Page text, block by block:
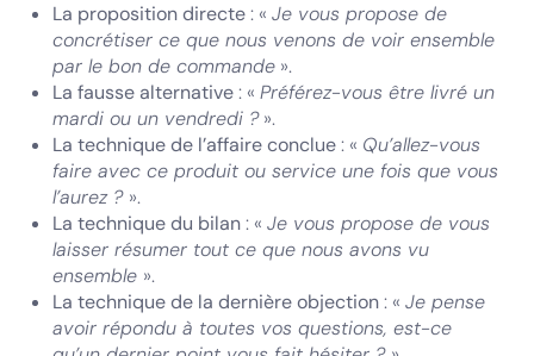
La proposition directe: « Je vous propose de
concrétiser ce que nous venons de voir ensemble
par le bon de commande ».
La fausse alternative: « Préférez-vous être livré un
mardi ou un vendredi ?».
La technique de l’affaire conclue: « Qu’allez-vous
faire avec ce produit ou service une fois que vous
l’aurez ? ».
La technique du bilan: « Je vous propose de vous
laisser résumer tout ce que nous avons vu
ensemble ».
La technique de la dernière objection: « Je pense
avoir répondu à toutes vos questions, est-ce